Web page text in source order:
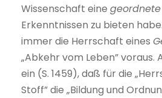
Wissenschaft eine geordnete
Erkenntnissen zu bieten
immer die Herrschaft eines
„Abkehr vom Leben” voraus.
ein (S. 1459), daß für die
Stoff” die „Bildung und